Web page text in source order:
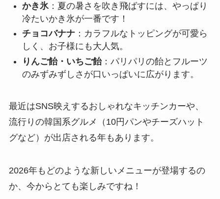
かき氷：夏の暑さを吹き飛ばすには、やっぱり
冷たいかき氷が一番です！
チョコバナナ：カラフルなトッピングが可愛ら
しく、お子様にも大人気。
りんご飴・いちご飴：パリパリの飴とフルーツ
のみずみずしさが口いっぱいに広がります。
最近はSNS映えするおしゃれなキッチンカーや、
流行りの韓国系グルメ（10円パンやチーズハット
グなど）が出店される年もあります。
2026年もどのような新しいメニューが登場するの
か、今からとても楽しみですね！